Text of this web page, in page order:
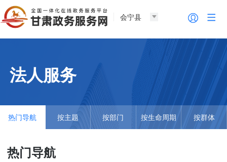
会宁县
法人服务
热门导航 按主题 按部门 按生命周期 按群体
热门导航